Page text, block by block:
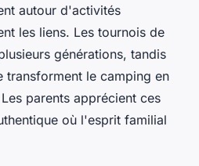
autour d'activités
les liens. Les tournois de
générations, tandis
transforment le camping en
parents apprécient ces
où l'esprit familial